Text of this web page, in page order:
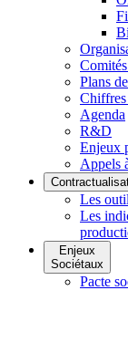
Plans
Chiffres
Agenda
R&D
Enjeux
Appels
Les
Les
Enjeux
Sociétaux
Pacte